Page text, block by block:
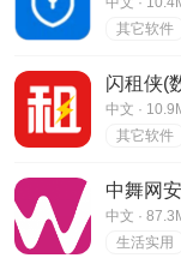
其它软件
闪租侠(
v1.0.5
中文 ·
其它软件
中舞网
中文 ·
生活实用